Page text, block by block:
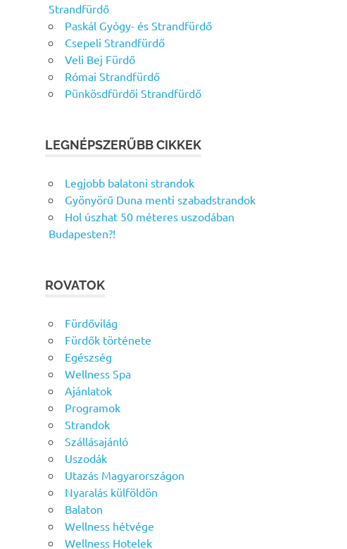
Strandfürdő
Paskál Gyógy- és Strandfürdő
Csepeli Strandfürdő
Veli Bej Fürdő
Római Strandfürdő
Pünkösdfürdői Strandfürdő
LEGNÉPSZERŰBB CIKKEK
Legjobb balatoni strandok
Gyönyörű Duna menti szabadstrandok
Hol úszhat 50 méteres uszodában
Budapesten?!
ROVATOK
Fürdővilág
Fürdők története
Egészség
Wellness Spa
Ajánlatok
Programok
Strandok
Szállásajánló
Uszodák
Utazás Magyarországon
Nyaralás külföldön
Balaton
Wellness hétvége
Wellness Hotelek